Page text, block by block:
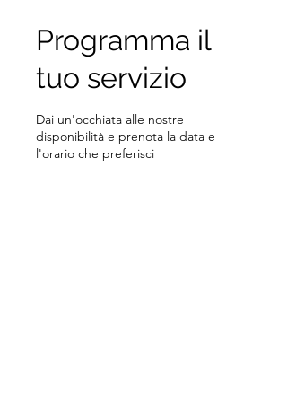
Programma il
tuo servizio
Dai un'occhiata alle nostre
disponibilità e prenota la data e
l'orario che preferisci